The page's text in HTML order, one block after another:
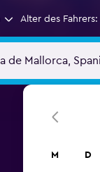
Alter des Fahrers:
M D